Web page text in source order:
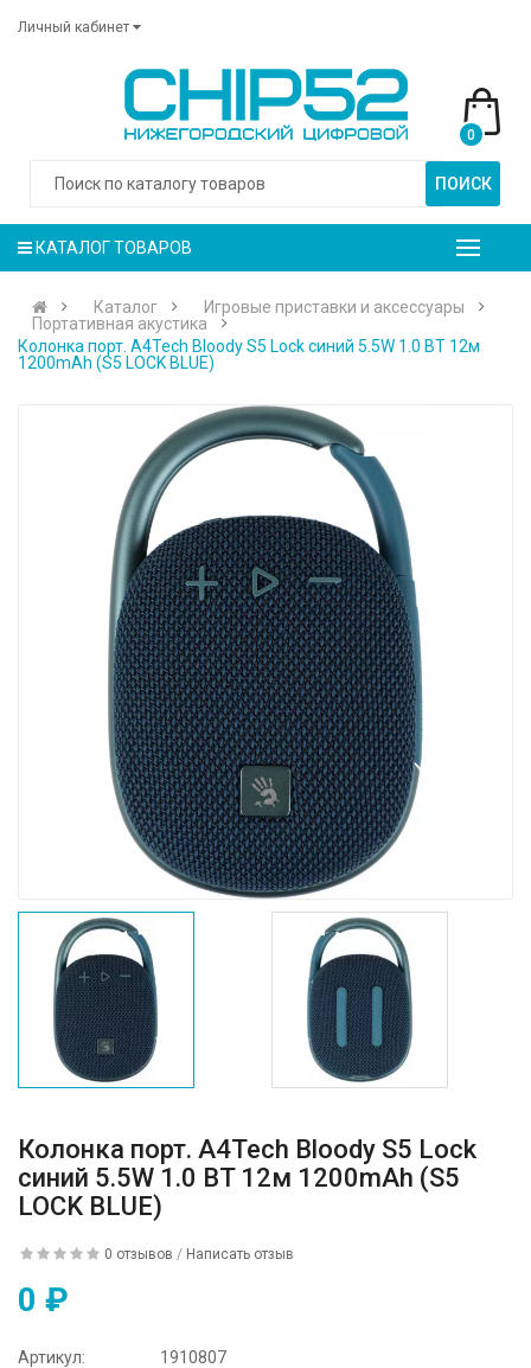
Личный кабинет
ПОИСК
0
КАТАЛОГ ТОВАРОВ
Каталог
Игровые приставки и аксессуары
Портативная акустика
Колонка порт. A4Tech Bloody S5 Lock синий 5.5W 1.0 BT 12м
1200mAh (S5 LOCK BLUE)
Колонка порт. A4Tech Bloody S5 Lock
синий 5.5W 1.0 BT 12м 1200mAh (S5
LOCK BLUE)
0 отзывов / Написать отзыв
0 ₽
Артикул:
1910807